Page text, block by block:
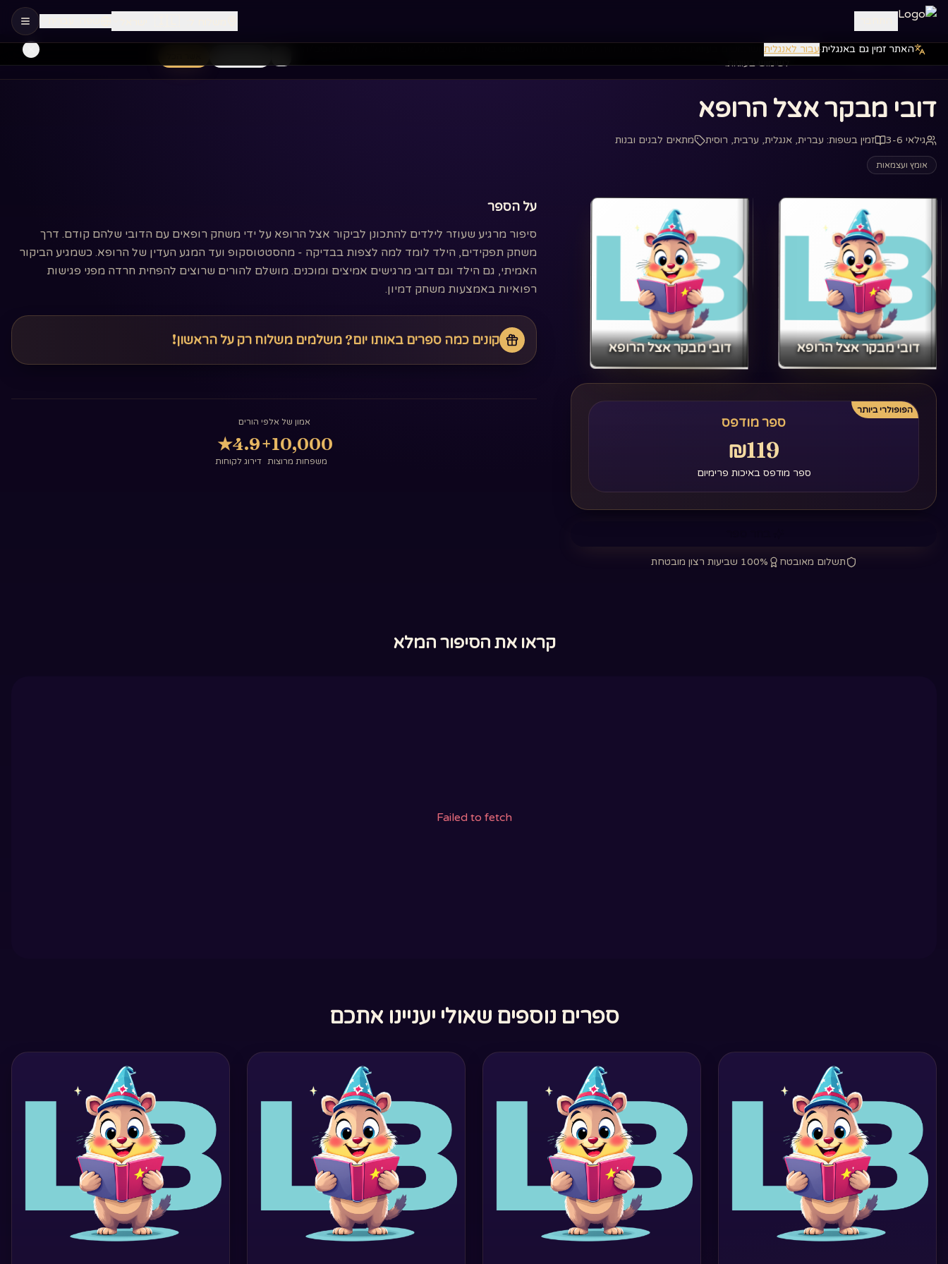
האתר זמין גם באנגלית·עבור לאנגליתאנחנו משתמשים בעוגיות כדי לשפר את החוויה שלך ולנתח את השימוש באתר. בלחיצה על 'אשר הכל' את/ה מסכים/ה
לשימוש בעוגיות.
דף הבית ספרים ‏דובי מבקר אצל הרופא‏
‏דובי מבקר אצל הרופא‏
גילאי 3-6 זמין בשפות: עברית, אנגלית, ערבית, רוסית מתאים לבנים ובנות
אומץ ועצמאות
‏דובי מבקר אצל הרופא‏ ‏דובי מבקר אצל הרופא‏
הפופולרי ביותר
ספר מודפס
₪119
ספר מודפס באיכות פרימיום
תשלום מאובטח 100% שביעות רצון מובטחת
על הספר
סיפור מרגיע שעוזר לילדים להתכונן לביקור אצל הרופא על ידי משחק רופאים עם הדובי שלהם קודם. דרך
משחק תפקידים, הילד לומד למה לצפות בבדיקה - מהסטטוסקופ ועד המגע העדין של הרופא. כשמגיע הביקור
האמיתי, גם הילד וגם דובי מרגישים אמיצים ומוכנים. מושלם להורים שרוצים להפחית חרדה מפני פגישות
רפואיות באמצעות משחק דמיון.
קונים כמה ספרים באותו יום? משלמים משלוח רק על הראשון!
אמון של אלפי הורים
10,000+
משפחות מרוצות
4.9
★
דירוג לקוחות
קראו את הסיפור המלא
Failed to fetch
ספרים נוספים שאולי יעניינו אתכם